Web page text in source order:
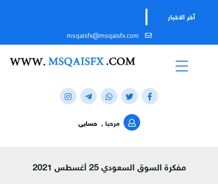
آخر الاخبار
msqaisfx@msqaisfx.com
مرحبا , حسابى
مفكرة السوق السعودي 25 أغسطس 2021